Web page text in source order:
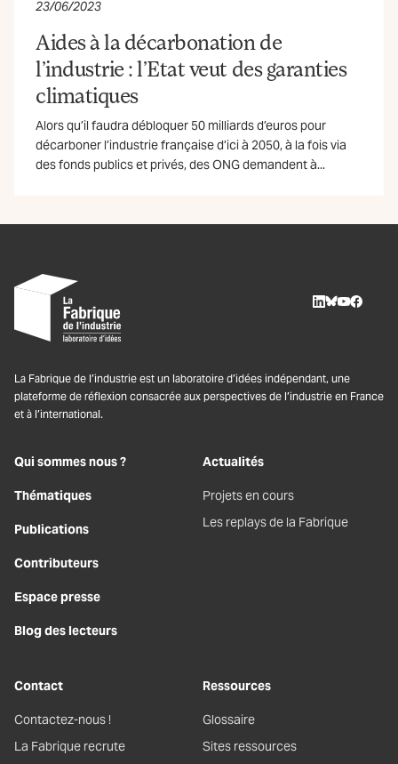
23/06/2023
Aides à la décarbonation de
l’industrie : l’Etat veut des garanties
climatiques
Alors qu’il faudra débloquer 50 milliards d’euros pour
décarboner l’industrie française d’ici à 2050, à la fois via
des fonds publics et privés, des ONG demandent à...
La Fabrique de l’industrie est un laboratoire d’idées indépendant, une
plateforme de réflexion consacrée aux perspectives de l’industrie en France
et à l’international.
Qui sommes nous ?
Thématiques
Publications
Contributeurs
Espace presse
Blog des lecteurs
Actualités
Projets en cours
Les replays de la Fabrique
Contact
Contactez-nous !
La Fabrique recrute
Ressources
Glossaire
Sites ressources